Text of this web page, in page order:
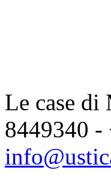
Le case di
8449340 -